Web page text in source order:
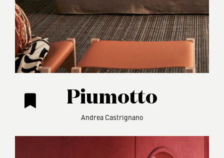
Piumotto
Andrea Castrignano